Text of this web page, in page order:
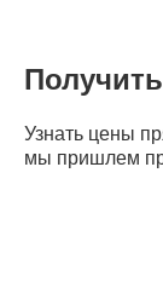
Узнать цены
мы пришлем